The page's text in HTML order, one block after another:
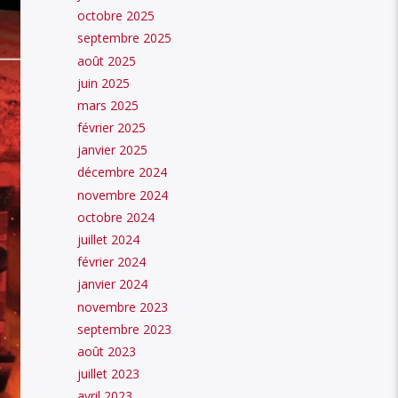
octobre 2025
septembre 2025
août 2025
juin 2025
mars 2025
février 2025
janvier 2025
décembre 2024
novembre 2024
octobre 2024
juillet 2024
février 2024
janvier 2024
novembre 2023
septembre 2023
août 2023
juillet 2023